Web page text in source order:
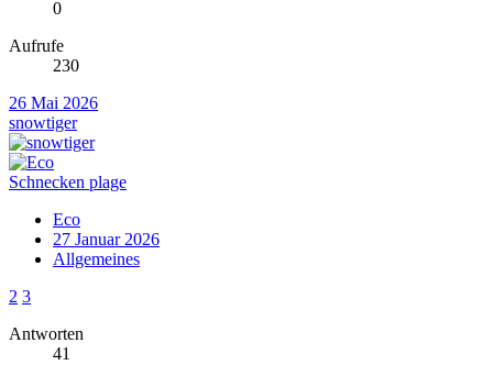
0
Aufrufe
230
26 Mai 2026
snowtiger
Schnecken plage
Eco
27 Januar 2026
Allgemeines
2 3
Antworten
41